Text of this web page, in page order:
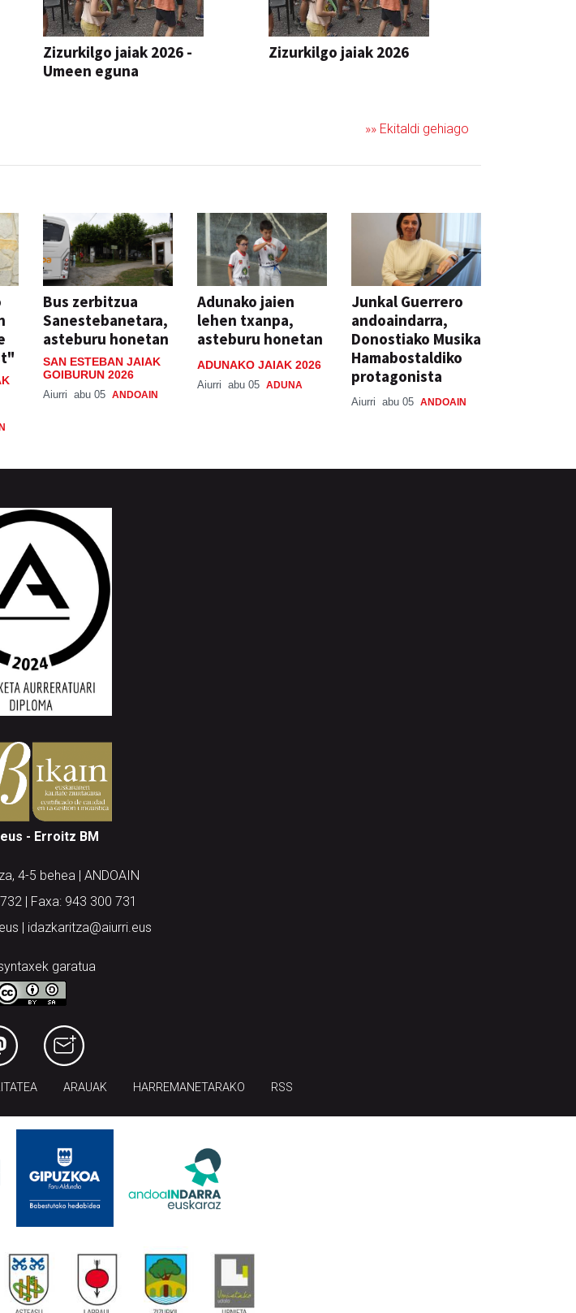
Zizurkilgo jaiak 2026 -
Umeen eguna
Zizurkilgo jaiak 2026
»» Ekitaldi gehiago
Bus zerbitzua
Sanestebanetara,
asteburu honetan
SAN ESTEBAN JAIAK
GOIBURUN 2026
Aiurri abu 05 ANDOAIN
Adunako jaien
lehen txanpa,
asteburu honetan
ADUNAKO JAIAK 2026
Aiurri abu 05 ADUNA
Junkal Guerrero
andoaindarra,
Donostiako Musika
Hamabostaldiko
protagonista
Aiurri abu 05 ANDOAIN
- Erroitz BM
4-5 behea | ANDOAIN
| Faxa: 943 300 731
| idazkaritza@aiurri.eus
garatua
ARAUAK HARREMANETARAKO RSS